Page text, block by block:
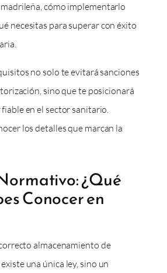
cómo implementarlo
necesitas para superar con éxito
no solo te evitará sanciones
sino que te posicionará
en el sector sanitario.
los detalles que marcan la
¿Qué
Conocer en
almacenamiento de
una única ley, sino un